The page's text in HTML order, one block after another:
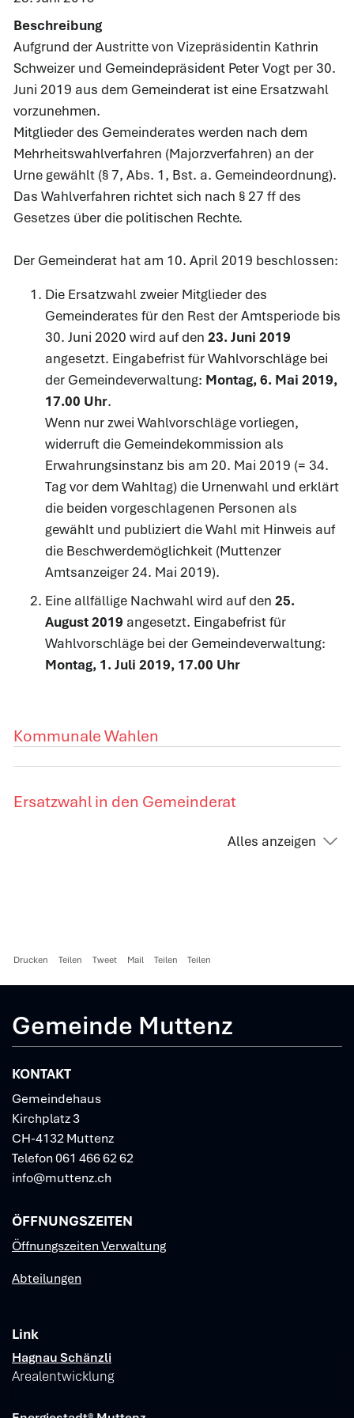
Beschreibung
Aufgrund der Austritte von Vizepräsidentin Kathrin
Schweizer und Gemeindepräsident Peter Vogt per 30.
Juni 2019 aus dem Gemeinderat ist eine Ersatzwahl
vorzunehmen.
Mitglieder des Gemeinderates werden nach dem
Mehrheitswahlverfahren (Majorzverfahren) an der
Urne gewählt (§ 7, Abs. 1, Bst. a. Gemeindeordnung).
Das Wahlverfahren richtet sich nach § 27 ff des
Gesetzes über die politischen Rechte.
Der Gemeinderat hat am 10. April 2019 beschlossen:
Die Ersatzwahl zweier Mitglieder des
Gemeinderates für den Rest der Amtsperiode bis
30. Juni 2020 wird auf den 23. Juni 2019
angesetzt. Eingabefrist für Wahlvorschläge bei
der Gemeindeverwaltung: Montag, 6. Mai 2019,
17.00 Uhr.
Wenn nur zwei Wahlvorschläge vorliegen,
widerruft die Gemeindekommission als
Erwahrungsinstanz bis am 20. Mai 2019 (= 34.
Tag vor dem Wahltag) die Urnenwahl und erklärt
die beiden vorgeschlagenen Personen als
gewählt und publiziert die Wahl mit Hinweis auf
die Beschwerdemöglichkeit (Muttenzer
Amtsanzeiger 24. Mai 2019).
Eine allfällige Nachwahl wird auf den 25.
August 2019 angesetzt. Eingabefrist für
Wahlvorschläge bei der Gemeindeverwaltung:
Montag, 1. Juli 2019, 17.00 Uhr
Kommunale Wahlen
Ersatzwahl in den Gemeinderat
Alles anzeigen
Drucken Teilen Tweet Mail Teilen Teilen
Gemeinde Muttenz
KONTAKT
Gemeindehaus
Kirchplatz 3
CH-4132 Muttenz
Telefon061 466 62 62
info@muttenz.ch
ÖFFNUNGSZEITEN
Öffnungszeiten Verwaltung
Abteilungen
Link
Verschiedene Informationen
Hagnau Schänzli
Arealentwicklung